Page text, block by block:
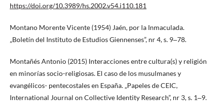
https://doi.org/10.3989/hs.2002.v54.i110.181
Montano Morente Vicente (1954) Jaén, por la Inmaculada.
„Boletín del Instituto de Estudios Giennenses”, nr 4, s. 9‒78.
Montañés Antonio (2015) Interacciones entre cultura(s) y religión
en minorías socio-religiosas. El caso de los musulmanes y
evangélicos- pentecostales en España. „Papeles de CEIC,
International Journal on Collective Identity Research”, nr 3, s. 1‒9.